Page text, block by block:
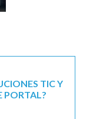
TIC Y
PORTAL?